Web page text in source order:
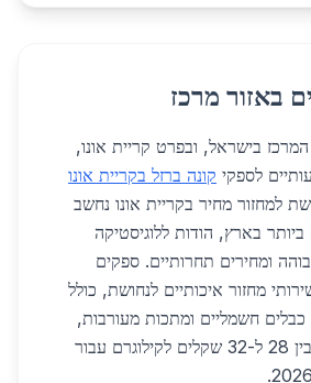
באזור מרכז
אזור המרכז בישראל, ובפרט קריית אונו,
לספקי קונה ברזל בקריית אונו
למחזור מחיר בקריית אונו נחשב
בארץ, הודות ללוגיסטיקה
ומחירים תחרותיים. ספקים
מחזור איכותיים לנחושת, כולל
חשמליים ומתכות מעורבות,
עם מחירים הנעים בין 28 ל-32 שקלים לקילוגרם עבור